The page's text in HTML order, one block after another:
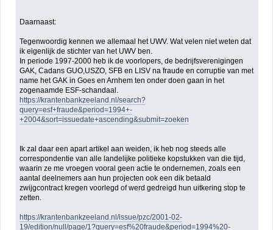
Daarnaast:
Tegenwoordig kennen we allemaal het UWV. Wat velen niet weten dat
ik eigenlijk de stichter van het UWV ben.
In periode 1997-2000 heb ik de voorlopers, de bedrijfsverenigingen
GAK, Cadans GUO,USZO, SFB en LISV na fraude en corruptie van met
name het GAK in Goes en Arnhem ten onder doen gaan in het
zogenaamde ESF-schandaal.
https://krantenbankzeeland.nl/search?
query=esf+fraude&period=1994+-
+2004&sort=issuedate+ascending&submit=zoeken
Ik zal daar een apart artikel aan weiden, ik heb nog steeds alle
correspondentie van alle landelijke politieke kopstukken van die tijd,
waarin ze me vroegen vooral geen actie te ondernemen, zoals een
aantal deelnemers aan hun projecten ook een dik betaald
zwijgcontract kregen voorlegd of werd gedreigd hun uitkering stop te
zetten.
https://krantenbankzeeland.nl/issue/pzc/2001-02-
19/edition/null/page/1?query=esf%20fraude&period=1994%20-